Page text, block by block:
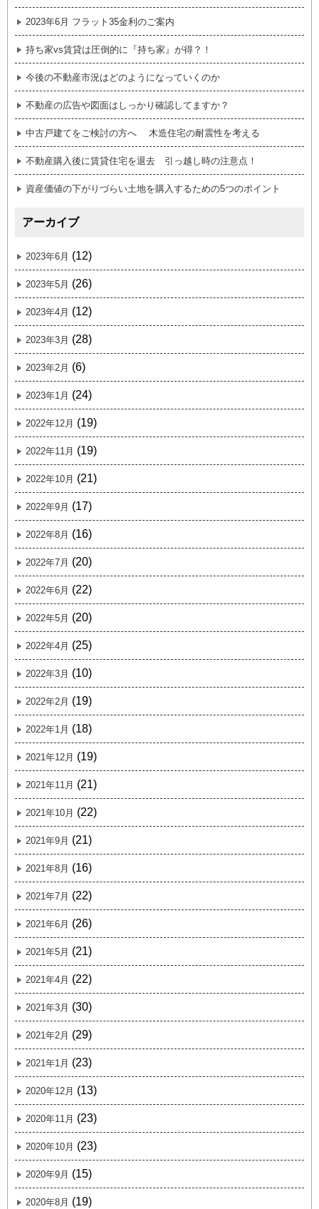
2023年6月 フラット35金利のご案内
持ち家vs賃貸は圧倒的に『持ち家』が得？！
今後の不動産市況はどのようになっていくのか
不動産の広告や図面はしっかり確認してますか？
中古戸建てをご検討の方へ 木造住宅の耐震性を考える
不動産購入後に賃貸住宅を退去 引っ越し時の注意点！
資産価値の下がりづらい土地を購入するための5つのポイント
アーカイブ
2023年6月 (12)
2023年5月 (26)
2023年4月 (12)
2023年3月 (28)
2023年2月 (6)
2023年1月 (24)
2022年12月 (19)
2022年11月 (19)
2022年10月 (21)
2022年9月 (17)
2022年8月 (16)
2022年7月 (20)
2022年6月 (22)
2022年5月 (20)
2022年4月 (25)
2022年3月 (10)
2022年2月 (19)
2022年1月 (18)
2021年12月 (19)
2021年11月 (21)
2021年10月 (22)
2021年9月 (21)
2021年8月 (16)
2021年7月 (22)
2021年6月 (26)
2021年5月 (21)
2021年4月 (22)
2021年3月 (30)
2021年2月 (29)
2021年1月 (23)
2020年12月 (13)
2020年11月 (23)
2020年10月 (23)
2020年9月 (15)
2020年8月 (19)